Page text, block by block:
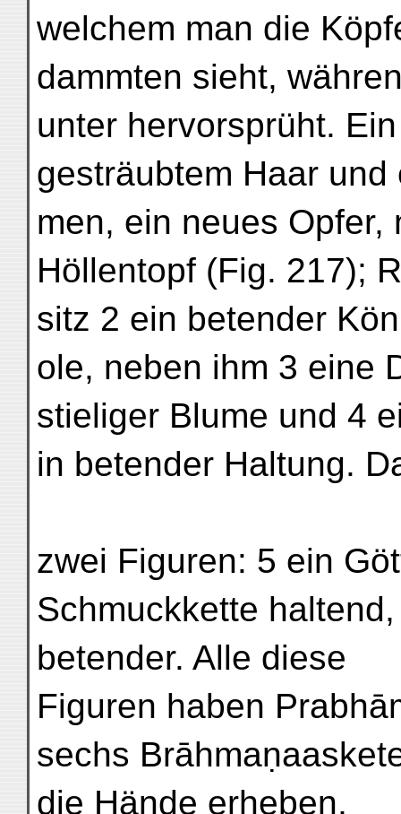
welchem man die
dammten sieht,
unter hervorsprüht.
gesträubtem Haar und
men, ein neues Opfer,
Höllentopf (Fig. 217);
sitz 2 ein betender
ole, neben ihm 3 eine
stieliger Blume und 4
in betender Haltung.
zwei Figuren: 5 ein
Schmuckkette
betender. Alle diese
Figuren haben
sechs
die Hände erheben,